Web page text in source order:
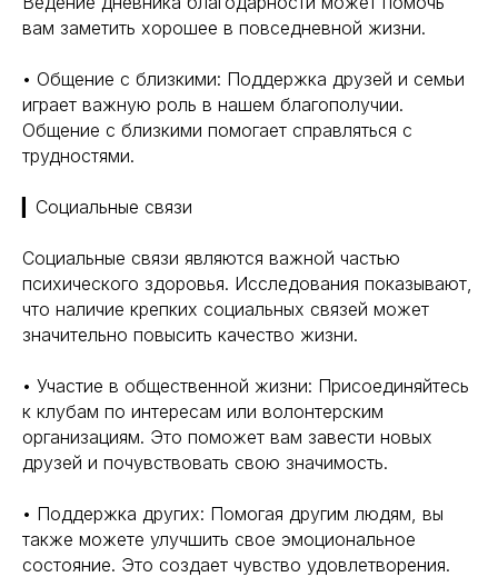
вам заметить хорошее в повседневной жизни.
• Общение с близкими: Поддержка друзей и семьи
играет важную роль в нашем благополучии.
Общение с близкими помогает справляться с
трудностями.
▎Социальные связи
Социальные связи являются важной частью
психического здоровья. Исследования показывают,
что наличие крепких социальных связей может
значительно повысить качество жизни.
• Участие в общественной жизни: Присоединяйтесь
к клубам по интересам или волонтерским
организациям. Это поможет вам завести новых
друзей и почувствовать свою значимость.
• Поддержка других: Помогая другим людям, вы
также можете улучшить свое эмоциональное
состояние. Это создает чувство удовлетворения.